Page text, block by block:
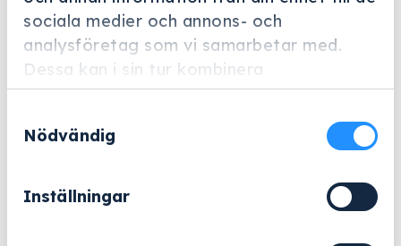
sociala medier och annons- och
analysföretag som vi samarbetar med.
Dessa kan i sin tur kombinera
informationen med annan information som
samlat in när du har använt deras tjänster.
Nödvändig
Inställningar
Miele Professional
E 109
Tillbehör för optimal placering av glasbägare upp till
250 ml.
4 266kr